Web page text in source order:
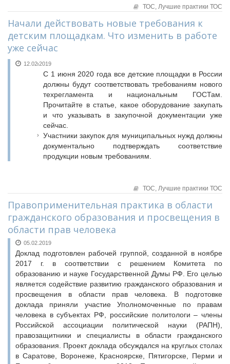
ТОС, Лучшие практики ТОС
Начали действовать новые требования к
детским площадкам. Что изменить в работе
уже сейчас
12.02.2019
С 1 июня 2020 года все детские площадки в России
должны будут соответствовать требованиям нового
техрегламента и национальным ГОСТам.
Прочитайте в статье, какое оборудование закупать
и что указывать в закупочной документации уже
сейчас.
Участники закупок для муниципальных нужд должны
документально подтверждать соответствие
продукции новым требованиям.
ТОС, Лучшие практики ТОС
Правоприменительная практика в области
гражданского образования и просвещения в
области прав человека
05.02.2019
Доклад подготовлен рабочей группой, созданной в ноябре
2017 г. в соответствии с решением Комитета по
образованию и науке Государственной Думы РФ. Его целью
является содействие развитию гражданского образования и
просвещения в области прав человека. В подготовке
доклада приняли участие Уполномоченные по правам
человека в субъектах РФ, российские политологи – члены
Российской ассоциации политической науки (РАПН),
правозащитники и специалисты в области гражданского
образования. Проект доклада обсуждался на круглых столах
в Саратове, Воронеже, Красноярске, Пятигорске, Перми и